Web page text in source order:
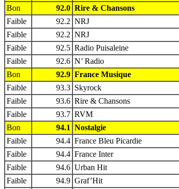
Bon
92.0 Rire & Chansons
Faible
92.2 NRJ
Faible
92.2 NRJ
Faible
92.5 Radio Puisaleine
Faible
92.6 N’ Radio
Bon
92.9 France Musique
Faible
93.3 Skyrock
Faible
93.6 Rire & Chansons
Faible
93.7 RVM
Bon
94.1 Nostalgie
Faible
94.4 France Bleu Picardie
Faible
94.4 France Inter
Faible
94.6 Urban Hit
Faible
94.9 Graf’Hit